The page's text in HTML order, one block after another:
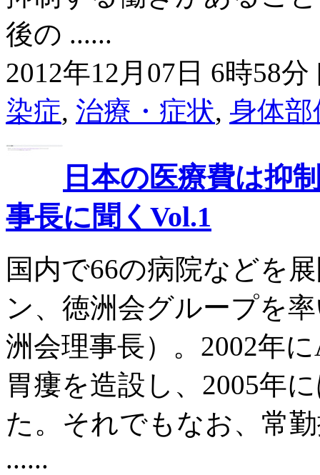
後の ......
2012年12月07日 6時58分
染症, 治療・症状, 身体部
日本の医療費は抑
事長に聞くVol.1
国内で66の病院などを
ン、徳洲会グループを
洲会理事長）。2002年
胃瘻を造設し、2005年
た。それでもなお、常
......